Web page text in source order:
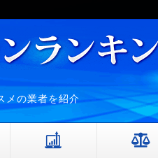
メの業者を紹介